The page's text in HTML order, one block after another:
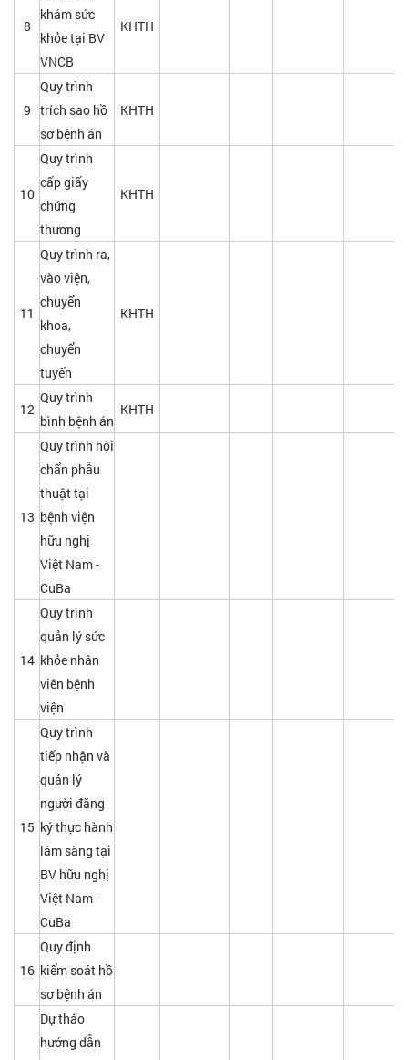
8
khám sức
khỏe tại BV
VNCB
KHTH
9
Quy trình
trích sao hồ
sơ bệnh án
KHTH
10
Quy trình
cấp giấy
chứng
thương
KHTH
11
Quy trình ra,
vào viện,
chuyển
khoa,
chuyển
tuyến
KHTH
12
Quy trình
bình bệnh án
KHTH
13
Quy trình hội
chẩn phẫu
thuật tại
bệnh viện
hữu nghị
Việt Nam -
CuBa
14
Quy trình
quản lý sức
khỏe nhân
viên bệnh
viện
15
Quy trình
tiếp nhận và
quản lý
người đăng
ký thực hành
lâm sàng tại
BV hữu nghị
Việt Nam -
CuBa
16
Quy định
kiểm soát hồ
sơ bệnh án
Dự thảo
hướng dẫn